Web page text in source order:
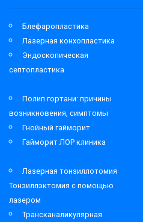
Блефаропластика
Лазерная конхопластика
Эндоскопическая
септопластика
Полип гортани: причины
возникновения, симптомы
Гнойный гайморит
Гайморит ЛОР клиника
Лазерная тонзиллотомия
Тонзиллэктомия с помощью
лазером
Трансканаликулярная